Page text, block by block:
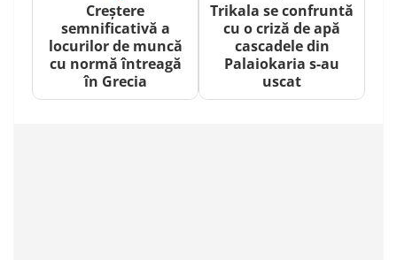
Creștere
semnificativă a
locurilor de muncă
cu normă întreagă
în Grecia
Trikala se confruntă
cu o criză de apă
cascadele din
Palaiokaria s-au
uscat